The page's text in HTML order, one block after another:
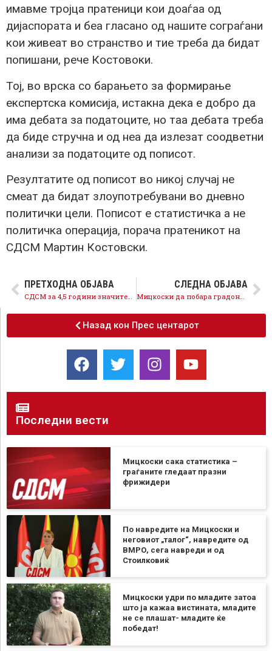
имавме тројца пратеници кои доаѓаа од
дијаспората и беа гласано од нашите сограѓани
кои живеат во странство и тие треба да бидат
попишани, рече Костовоки.
Тој, во врска со барањето за формирање
експертска комисија, истакна дека е добро да
има дебата за податоците, но таа дебата треба
да биде стручна и од неа да излезат соодветни
анализи за податоците од пописот.
Резултатите од пописот во никој случај не
смеат да бидат злоупотребувани во дневно
политички цели. Пописот е статистичка а не
политичка операција, порача пратеникот на
СДСМ Мартин Костовски.
ПРЕТХОДНА ОБЈАВА СЛЕДНА ОБЈАВА
Мицкоски да побара градоначалниците од ВМРО-ДПМНЕ да не трошат милиони евра за партиски вработувања
Назад кон Прес центарот
Последни вести
Мицкоски сака статистика –
граѓаните гледаат празни
фрижидери
По навредите на Мицкоски и
неговиот „талог“, навредите од
ВМРО, сега навреди и од
Стоилковиќ
Мицкоски удри по младите затоа
што ја кажаа вистината, младите
не се плашат- младите ќе
победат!